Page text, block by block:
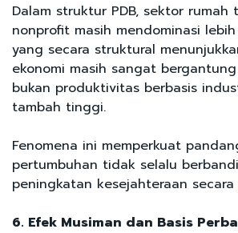
Dalam struktur PDB, sektor rumah
nonprofit masih mendominasi
yang secara struktural
ekonomi masih sangat
bukan produktivitas berbasis
tambah tinggi.
Fenomena ini memperkuat
pertumbuhan tidak selalu
peningkatan kesejahteraan secara
6. Efek Musiman dan Basis